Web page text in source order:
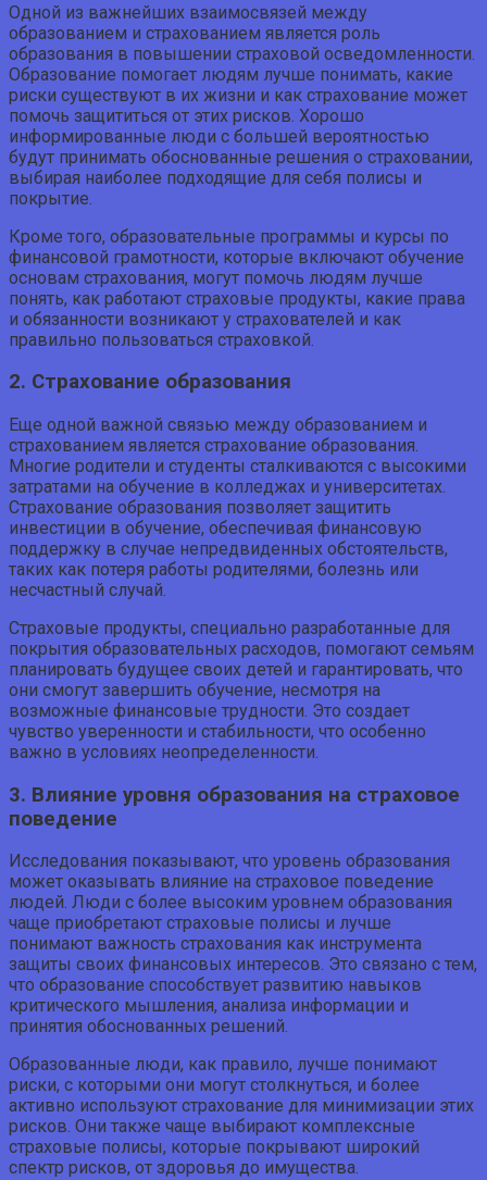
Одной из важнейших взаимосвязей между
образованием и страхованием является роль
образования в повышении страховой осведомленности.
Образование помогает людям лучше понимать, какие
риски существуют в их жизни и как страхование может
помочь защититься от этих рисков. Хорошо
информированные люди с большей вероятностью
будут принимать обоснованные решения о страховании,
выбирая наиболее подходящие для себя полисы и
покрытие.
Кроме того, образовательные программы и курсы по
финансовой грамотности, которые включают обучение
основам страхования, могут помочь людям лучше
понять, как работают страховые продукты, какие права
и обязанности возникают у страхователей и как
правильно пользоваться страховкой.
2. Страхование образования
Еще одной важной связью между образованием и
страхованием является страхование образования.
Многие родители и студенты сталкиваются с высокими
затратами на обучение в колледжах и университетах.
Страхование образования позволяет защитить
инвестиции в обучение, обеспечивая финансовую
поддержку в случае непредвиденных обстоятельств,
таких как потеря работы родителями, болезнь или
несчастный случай.
Страховые продукты, специально разработанные для
покрытия образовательных расходов, помогают семьям
планировать будущее своих детей и гарантировать, что
они смогут завершить обучение, несмотря на
возможные финансовые трудности. Это создает
чувство уверенности и стабильности, что особенно
важно в условиях неопределенности.
3. Влияние уровня образования на страховое
поведение
Исследования показывают, что уровень образования
может оказывать влияние на страховое поведение
людей. Люди с более высоким уровнем образования
чаще приобретают страховые полисы и лучше
понимают важность страхования как инструмента
защиты своих финансовых интересов. Это связано с тем,
что образование способствует развитию навыков
критического мышления, анализа информации и
принятия обоснованных решений.
Образованные люди, как правило, лучше понимают
риски, с которыми они могут столкнуться, и более
активно используют страхование для минимизации этих
рисков. Они также чаще выбирают комплексные
страховые полисы, которые покрывают широкий
спектр рисков, от здоровья до имущества.